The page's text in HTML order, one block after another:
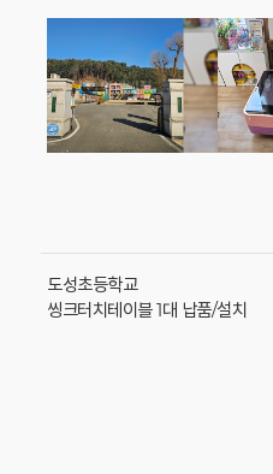
도성초등학교
씽크터치테이블 1대 납품/설치